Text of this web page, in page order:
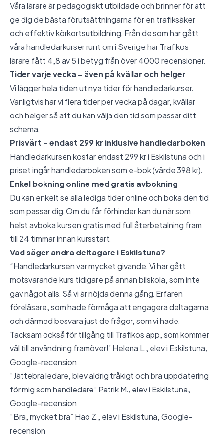
Våra lärare är pedagogiskt utbildade och brinner för att
ge dig de bästa förutsättningarna för en trafiksäker
och effektiv körkortsutbildning. Från de som har gått
våra handledarkurser runt om i Sverige har Trafikos
lärare fått 4,8 av 5 i betyg från över 4000 recensioner.
Tider varje vecka – även på kvällar och helger
Vi lägger hela tiden ut nya tider för handledarkurser.
Vanligtvis har vi flera tider per vecka på dagar, kvällar
och helger så att du kan välja den tid som passar ditt
schema.
Prisvärt – endast 299 kr inklusive handledarboken
Handledarkursen kostar endast 299 kr i Eskilstuna och i
priset ingår handledarboken som e-bok (värde 398 kr).
Enkel bokning online med gratis avbokning
Du kan enkelt se alla lediga tider online och boka den tid
som passar dig. Om du får förhinder kan du när som
helst avboka kursen gratis med full återbetalning fram
till 24 timmar innan kursstart.
Vad säger andra deltagare i Eskilstuna?
“Handledarkursen var mycket givande. Vi har gått
motsvarande kurs tidigare på annan bilskola, som inte
gav något alls. Så vi är nöjda denna gång. Erfaren
föreläsare, som hade förmåga att engagera deltagarna
och därmed besvara just de frågor, som vi hade.
Tacksam också för tillgång till Trafikos app, som kommer
väl till användning framöver!” Helena L., elev i Eskilstuna,
Google-recension
“Jättebra ledare, blev aldrig tråkigt och bra uppdatering
för mig som handledare” Patrik M., elev i Eskilstuna,
Google-recension
“Bra, mycket bra” Hao Z., elev i Eskilstuna,Google-
recension